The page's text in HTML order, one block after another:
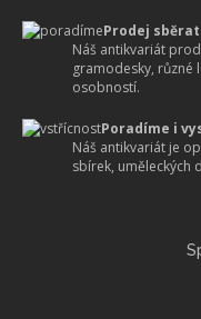
Prodej
Náš antikvariát
gramodesky, různé
osobností.
Poradíme i
Náš antikvariát je
sbírek, uměleckých